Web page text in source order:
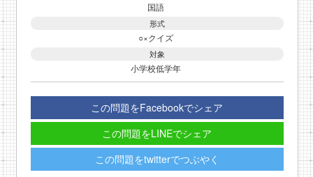
国語
形式
○×クイズ
対象
小学校低学年
この問題をFacebookでシェア
この問題をLINEでシェア
この問題をtwitterでつぶやく